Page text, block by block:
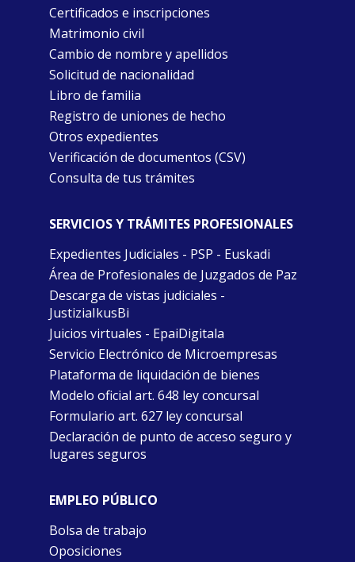
Certificados e inscripciones
Matrimonio civil
Cambio de nombre y apellidos
Solicitud de nacionalidad
Libro de familia
Registro de uniones de hecho
Otros expedientes
Verificación de documentos (CSV)
Consulta de tus trámites
SERVICIOS Y TRÁMITES PROFESIONALES
Expedientes Judiciales - PSP - Euskadi
Área de Profesionales de Juzgados de Paz
Descarga de vistas judiciales -
JustiziaIkusBi
Juicios virtuales - EpaiDigitala
Servicio Electrónico de Microempresas
Plataforma de liquidación de bienes
Modelo oficial art. 648 ley concursal
Formulario art. 627 ley concursal
Declaración de punto de acceso seguro y
lugares seguros
EMPLEO PÚBLICO
Bolsa de trabajo
Oposiciones